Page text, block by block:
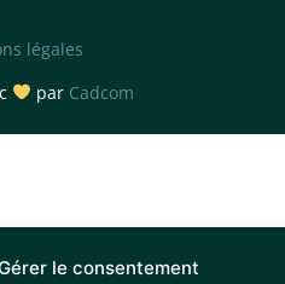
le consentement
par Cadcom
légales